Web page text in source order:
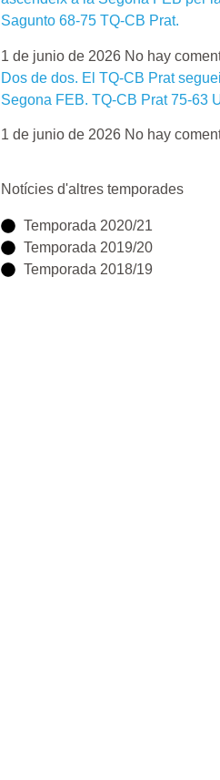
Sagunto 68-75 TQ-CB Prat.
1 de junio de 2026 No hay
Dos de dos. El TQ-CB Prat
Segona FEB. TQ-CB Prat 75-63
1 de junio de 2026 No hay
Notícies d'altres temporades
Temporada 2020/21
Temporada 2019/20
Temporada 2018/19